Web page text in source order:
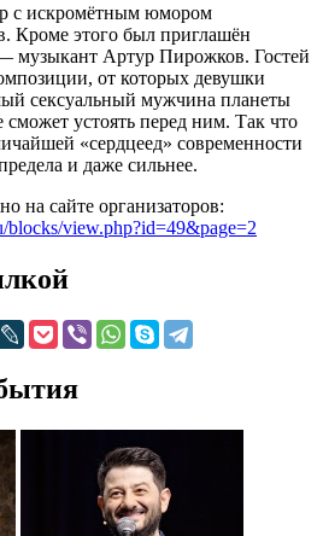
с искромётным юмором
Кроме этого был приглашён
музыкант Артур Пирожков. Гостей
от которых девушки
сексуальный мужчина планеты
сможет устоять перед ним. Так что
«сердцеед» современности
и даже сильнее.
на сайте организаторов:
view.php?id=49&page=2